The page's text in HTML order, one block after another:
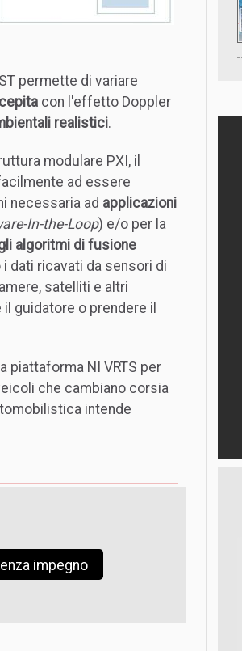
permette di variare
con l'effetto Doppler
realistici.
modulare PXI, il
ad essere
necessaria ad applicazioni
In-the-Loop) e/o per la
algoritmi di fusione
i dati ricavati da sensori di
satelliti e altri
guidatore o prendere il
piattaforma NI VRTS per
che cambiano corsia
intende
impegno